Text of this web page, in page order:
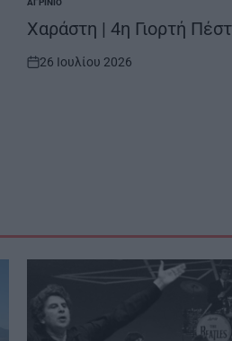
POSTED
IN
ΑΓΡΊΝΙΟ
Χαράστη | 4η Γιορτή
on
26 Ιουλίου 2026